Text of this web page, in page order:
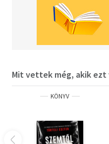
Mit vettek még, akik
KÖNYV